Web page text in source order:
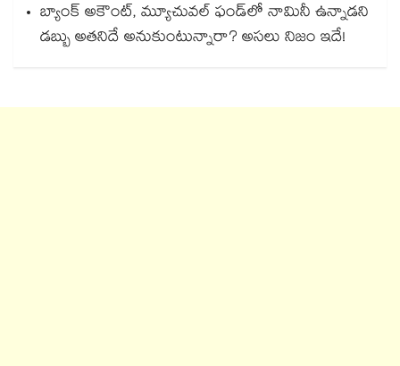
బ్యాంక్ అకౌంట్, మ్యూచువల్ ఫండ్‌లో నామినీ ఉన్నాడని
డబ్బు అతనిదే అనుకుంటున్నారా? అసలు నిజం ఇదే!